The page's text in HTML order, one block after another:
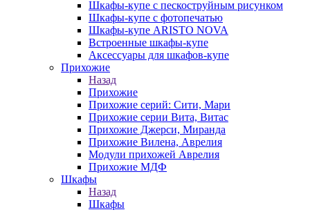
Шкафы-купе с пескоструйным рисунком
Шкафы-купе с фотопечатью
Шкафы-купе ARISTO NOVA
Встроенные шкафы-купе
Аксессуары для шкафов-купе
Прихожие
Назад
Прихожие
Прихожие серий: Сити, Мари
Прихожие серии Вита, Витас
Прихожие Джерси, Миранда
Прихожие Вилена, Аврелия
Модули прихожей Аврелия
Прихожие МДФ
Шкафы
Назад
Шкафы